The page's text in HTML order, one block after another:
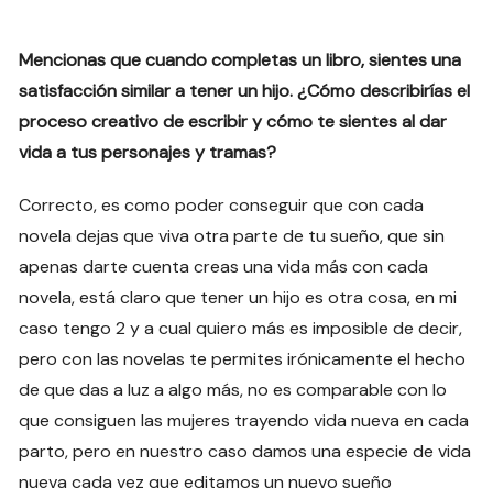
Mencionas que cuando completas un libro, sientes una
satisfacción similar a tener un hijo. ¿Cómo describirías el
proceso creativo de escribir y cómo te sientes al dar
vida a tus personajes y tramas?
Correcto, es como poder conseguir que con cada
novela dejas que viva otra parte de tu sueño, que sin
apenas darte cuenta creas una vida más con cada
novela, está claro que tener un hijo es otra cosa, en mi
caso tengo 2 y a cual quiero más es imposible de decir,
pero con las novelas te permites irónicamente el hecho
de que das a luz a algo más, no es comparable con lo
que consiguen las mujeres trayendo vida nueva en cada
parto, pero en nuestro caso damos una especie de vida
nueva cada vez que editamos un nuevo sueño